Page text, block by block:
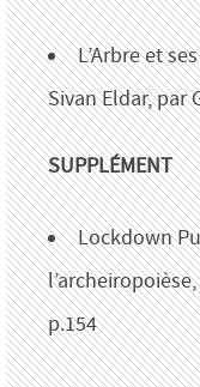
L’Arbre et
Sivan Eldar, par
SUPPLÉMENT
Lockdown
p.154